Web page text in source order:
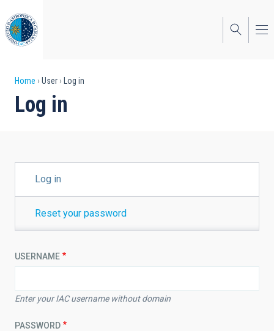
to
main
content
Breadcrumb
Home User Log in
Log in
TABSLog in
Reset your password
USERNAME
Enter your IAC username without domain
PASSWORD